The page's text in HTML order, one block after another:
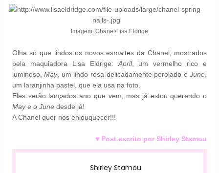
Imagem: Chanel/Lisa Eldrige
Olha só que lindos os novos esmaltes da Chanel, mostrados
pela maquiadora Lisa Eldrige: April, um vermelho rico
e
luminoso, May, um lindo rosa delicadamente perolado e June
um laranjinha pastel, que ela usa na foto.
Eles serão lançados ano que vem, mas já estou querendo o
Maye o Junedesde já!
A Chanel quer nos enlouquecer!!!
♥ Post escrito por Shirley Stamou
Shirley Stamou